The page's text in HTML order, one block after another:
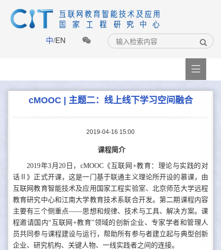
中/EN

cMOOC | 主题二：线上线下学习空间融合
2019-04-16 15:00
课程简介
2019年3月20日， cMOOC《互联网+教育：理论与实践的对
话Ⅱ》正式开课，这是一门基于联通主义理论所开设的慕课，由
互联网教育智能技术及应用国家工程实验室、北京师范大学远程
教育研究中心和江南大学教育技术系联合开发。第二期课程内容
主要有三个侧重点——思想和规律、技术与工具、解决方案。课
程邀请国内“互联网+教育”领域的创新企业、专家学者和管理人
员共同参与课程建设与运行，帮助所有参与者建立起与典型创新
企业、研究机构、关键人物、一线实践者之间的连接。